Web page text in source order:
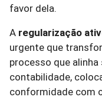
favor dela.
A regularização
urgente que
processo que
contabilidade,
conformidade com